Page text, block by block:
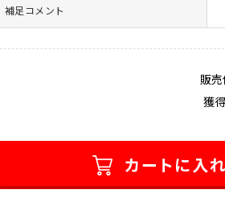
補足コメント
販売
獲